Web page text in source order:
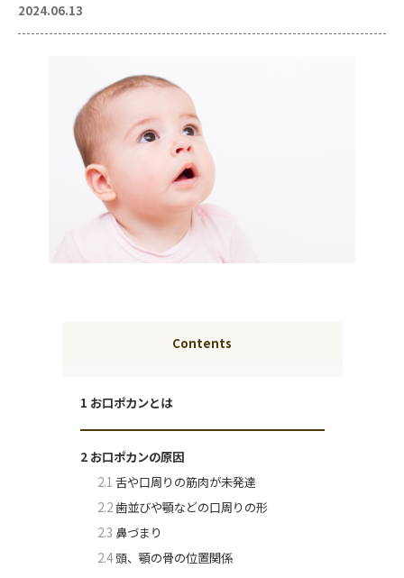
2024.06.13
Contents
1 お口ポカンとは
2お口ポカンの原因
2.1 舌や口周りの筋肉が未発達
2.2歯並びや顎などの口周りの形
2.3 鼻づまり
2.4頭、顎の骨の位置関係